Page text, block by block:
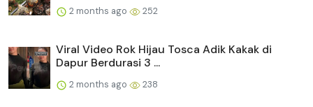
2 months ago 252
Viral Video Rok Hijau Tosca Adik Kakak di
Dapur Berdurasi 3 ...
2 months ago 238